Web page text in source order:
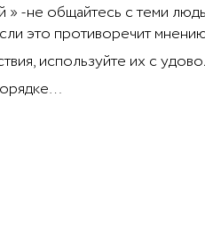
-не общайтесь с теми
это противоречит
используйте их с